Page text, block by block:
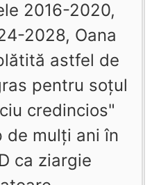
2016-2020,
2028, Oana
astfel de
pentru soţul
credincios"
de mulţi ani în
ca ziargie